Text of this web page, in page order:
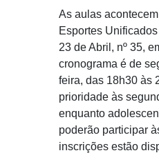
As aulas
Esportes
23 de Abril, nº 35,
cronograma é de
feira, das 18h30 às
prioridade às
enquanto
poderão participar
inscrições estão